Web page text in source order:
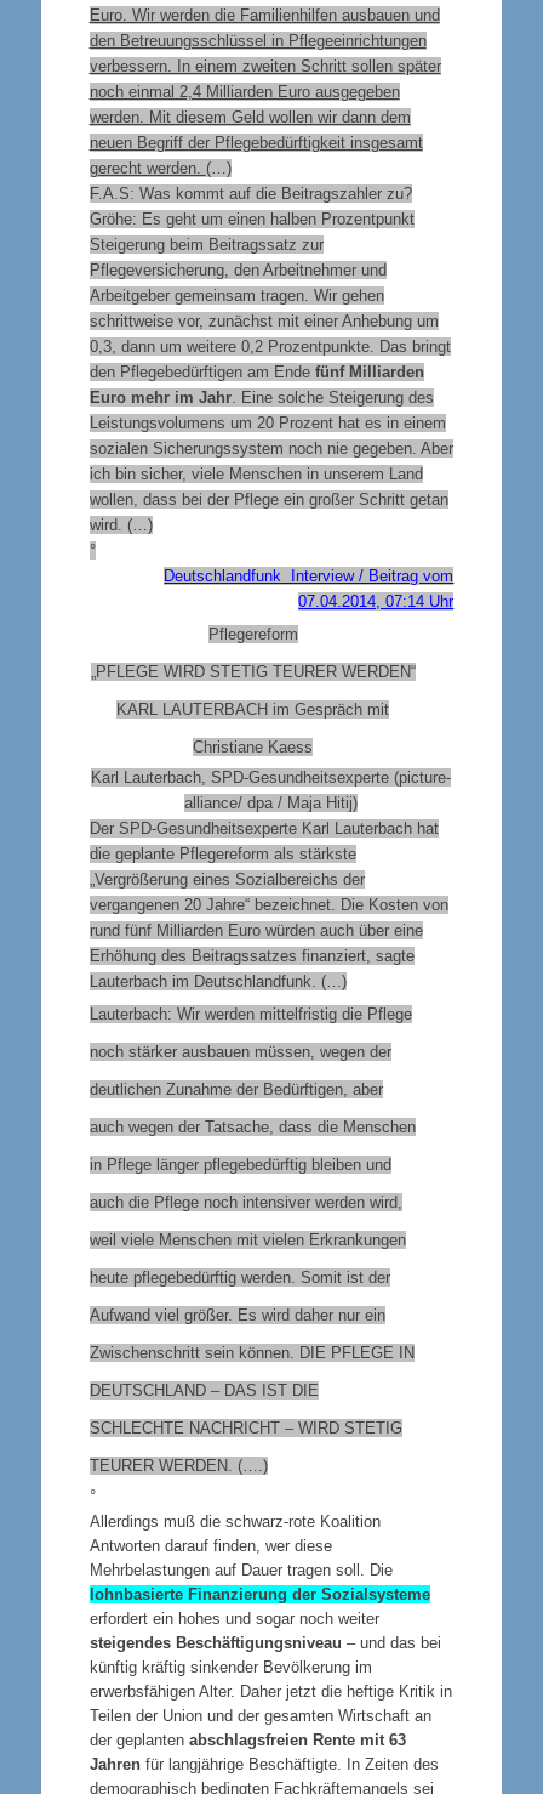
Euro. Wir werden die Familienhilfen ausbauen und
den Betreuungsschlüssel in Pflegeeinrichtungen
verbessern. In einem zweiten Schritt sollen später
noch einmal 2,4 Milliarden Euro ausgegeben
werden. Mit diesem Geld wollen wir dann dem
neuen Begriff der Pflegebedürftigkeit insgesamt
gerecht werden. (…)
F.A.S: Was kommt auf die Beitragszahler zu?
Gröhe: Es geht um einen halben Prozentpunkt
Steigerung beim Beitragssatz zur
Pflegeversicherung, den Arbeitnehmer und
Arbeitgeber gemeinsam tragen. Wir gehen
schrittweise vor, zunächst mit einer Anhebung um
0,3, dann um weitere 0,2 Prozentpunkte. Das bringt
den Pflegebedürftigen am Ende fünf Milliarden
Euro mehr im Jahr. Eine solche Steigerung des
Leistungsvolumens um 20 Prozent hat es in einem
sozialen Sicherungssystem noch nie gegeben. Aber
ich bin sicher, viele Menschen in unserem Land
wollen, dass bei der Pflege ein großer Schritt getan
wird. (…)
°
Deutschlandfunk Interview / Beitrag vom
07.04.2014, 07:14 Uhr
Pflegereform
„PFLEGE WIRD STETIG TEURER WERDEN“
KARL LAUTERBACH im Gespräch mit
Christiane Kaess
Karl Lauterbach, SPD-Gesundheitsexperte (picture-
alliance/ dpa / Maja Hitij)
Der SPD-Gesundheitsexperte Karl Lauterbach hat
die geplante Pflegereform als stärkste
„Vergrößerung eines Sozialbereichs der
vergangenen 20 Jahre“ bezeichnet. Die Kosten von
rund fünf Milliarden Euro würden auch über eine
Erhöhung des Beitragssatzes finanziert, sagte
Lauterbach im Deutschlandfunk. (…)
Lauterbach: Wir werden mittelfristig die Pflege
noch stärker ausbauen müssen, wegen der
deutlichen Zunahme der Bedürftigen, aber
auch wegen der Tatsache, dass die Menschen
in Pflege länger pflegebedürftig bleiben und
auch die Pflege noch intensiver werden wird,
weil viele Menschen mit vielen Erkrankungen
heute pflegebedürftig werden. Somit ist der
Aufwand viel größer. Es wird daher nur ein
Zwischenschritt sein können. DIE PFLEGE IN
DEUTSCHLAND – DAS IST DIE
SCHLECHTE NACHRICHT – WIRD STETIG
TEURER WERDEN. (….)
°
Allerdings muß die schwarz-rote Koalition
Antworten darauf finden, wer diese
Mehrbelastungen auf Dauer tragen soll. Die
lohnbasierte Finanzierung der Sozialsysteme
erfordert ein hohes und sogar noch weiter
steigendes Beschäftigungsniveau – und das bei
künftig kräftig sinkender Bevölkerung im
erwerbsfähigen Alter. Daher jetzt die heftige Kritik in
Teilen der Union und der gesamten Wirtschaft an
der geplanten abschlagsfreien Rente mit 63
Jahrenfür langjährige Beschäftigte. In Zeiten des
demographisch bedingten Fachkräftemangels sei